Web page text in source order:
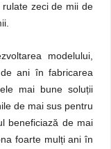
zeci de mii de
modelului,
ani în fabricarea
mai bune soluții
de mai sus pentru
beneficiază de mai
foarte mulți ani în